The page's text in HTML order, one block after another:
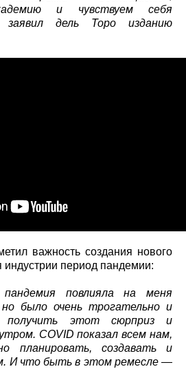
и чувствуем себя
дель Торо изданию
важность создания нового
индустрии период пандемии:
повлияла на меня
было очень трогательно и
получить этот сюрприз и
COVID показал всем нам,
планировать, создавать и
И что быть в этом ремесле —